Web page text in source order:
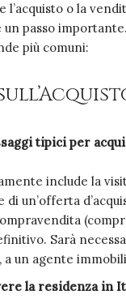
l’acquisto o la
passo
più comuni:
tipici per
include la
un’offerta
Sarà
a un agente
la residenza in